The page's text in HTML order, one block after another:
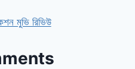
মুভি রিভিউ